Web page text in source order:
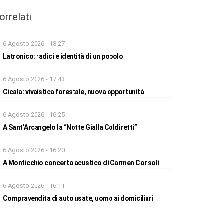
6 Agosto 2026 - 18:27
Latronico: radici e identità di un popolo
6 Agosto 2026 - 17:43
Cicala: vivaistica forestale, nuova opportunità
6 Agosto 2026 - 16:25
A Sant’Arcangelo la “Notte Gialla Coldiretti”
6 Agosto 2026 - 16:20
A Monticchio concerto acustico di Carmen Consoli
6 Agosto 2026 - 16:11
Compravendita di auto usate, uomo ai domiciliari